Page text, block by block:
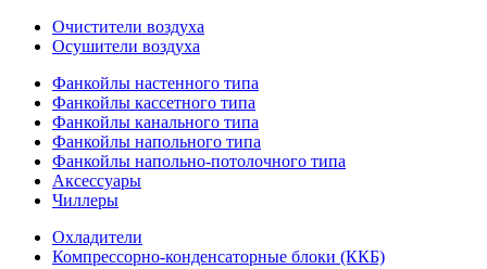
Очистители воздуха
Осушители воздуха
Фанкойлы настенного типа
Фанкойлы кассетного типа
Фанкойлы канального типа
Фанкойлы напольного типа
Фанкойлы напольно-потолочного типа
Аксессуары
Чиллеры
Охладители
Компрессорно-конденсаторные блоки (ККБ)